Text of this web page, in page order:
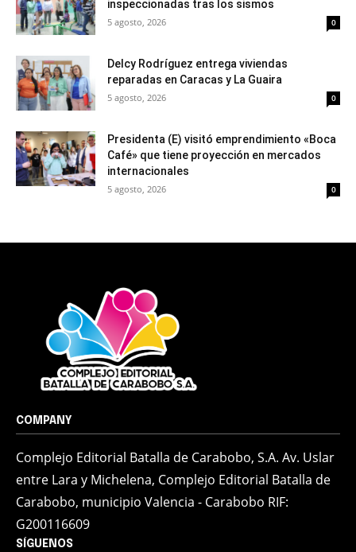
inspeccionadas tras los sismos
5 agosto, 2026 0
Delcy Rodríguez entrega viviendas
reparadas en Caracas y La Guaira
5 agosto, 2026 0
Presidenta (E) visitó emprendimiento «Boca
Café» que tiene proyección en mercados
internacionales
5 agosto, 2026 0
COMPANY
Complejo Editorial Batalla de Carabobo, S.A. Av. Uslar
entre Lara y Michelena, Complejo Editorial Batalla de
Carabobo, municipio Valencia - Carabobo RIF:
G200116609
SÍGUENOS